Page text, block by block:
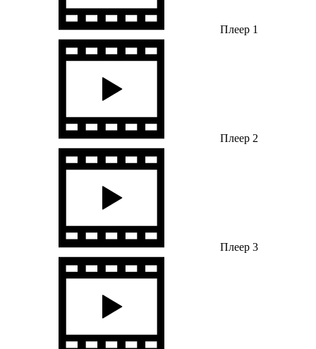
Плеер 1
Плеер 2
Плеер 3